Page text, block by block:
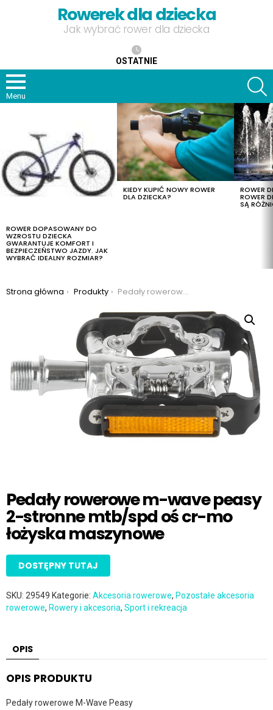
Rowerek dla dziecka
Jak wybrać rower dla dziecka
OSTATNIE
Menu
ROWER DOPASOWANY DO
WZROSTU DZIECKA
GWARANTUJE KOMFORT I
BEZPIECZEŃSTWO JAZDY. JAK
WYBRAĆ IDEALNY ROZMIAR?
KIEDY KUPIĆ NOWY ROWER
DLA DZIECKA?
ROWER
ROWER
SĄ
Jesteś tutaj:
Strona główna Produkty Pedały rowerowe m-wave peasy 2-stronne mtb/spd oś cr-mo łożyska maszynowe
Pedały rowerowe m-wave peasy
2-stronne mtb/spd oś cr-mo
łożyska maszynowe
DOSTĘPNY TUTAJ
SKU: 29549 Kategorie: Akcesoria rowerowe, Pozostałe akcesoria
rowerowe, Rowery i akcesoria, Sport i rekreacja
OPIS
OPIS PRODUKTU
Pedały rowerowe M-Wave Peasy